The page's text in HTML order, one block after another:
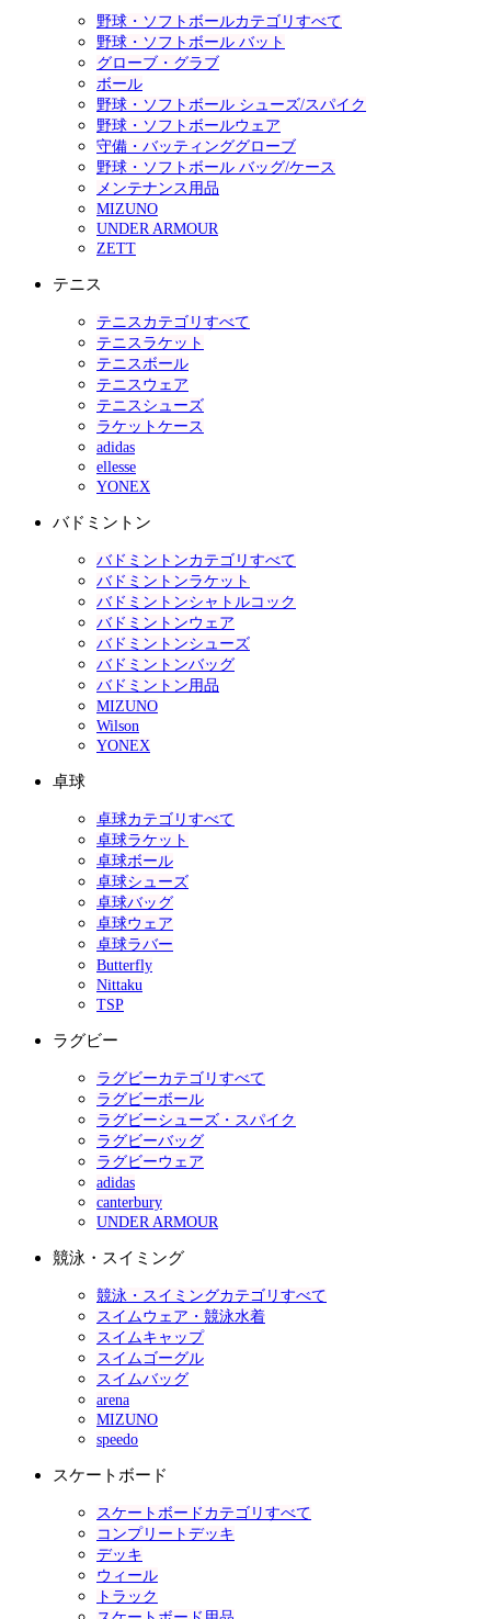
野球・ソフトボールカテゴリすべて
野球・ソフトボール バット
グローブ・グラブ
ボール
野球・ソフトボール シューズ/スパイク
野球・ソフトボールウェア
守備・バッティンググローブ
野球・ソフトボール バッグ/ケース
メンテナンス用品
MIZUNO
UNDER ARMOUR
ZETT
テニス
テニスカテゴリすべて
テニスラケット
テニスボール
テニスウェア
テニスシューズ
ラケットケース
adidas
ellesse
YONEX
バドミントン
バドミントンカテゴリすべて
バドミントンラケット
バドミントンシャトルコック
バドミントンウェア
バドミントンシューズ
バドミントンバッグ
バドミントン用品
MIZUNO
Wilson
YONEX
卓球
卓球カテゴリすべて
卓球ラケット
卓球ボール
卓球シューズ
卓球バッグ
卓球ウェア
卓球ラバー
Butterfly
Nittaku
TSP
ラグビー
ラグビーカテゴリすべて
ラグビーボール
ラグビーシューズ・スパイク
ラグビーバッグ
ラグビーウェア
adidas
canterbury
UNDER ARMOUR
競泳・スイミング
競泳・スイミングカテゴリすべて
スイムウェア・競泳水着
スイムキャップ
スイムゴーグル
スイムバッグ
arena
MIZUNO
speedo
スケートボード
スケートボードカテゴリすべて
コンプリートデッキ
デッキ
ウィール
トラック